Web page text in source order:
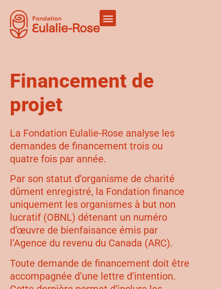
Financement de
projet
La Fondation Eulalie-Rose analyse les
demandes de financement trois ou
quatre fois par année.
Par son statut d’organisme de charité
dûment enregistré, la Fondation finance
uniquement les organismes à but non
lucratif (OBNL) détenant un numéro
d’œuvre de bienfaisance émis par
l’Agence du revenu du Canada (ARC).
Toute demande de financement doit être
accompagnée d’une lettre d’intention.